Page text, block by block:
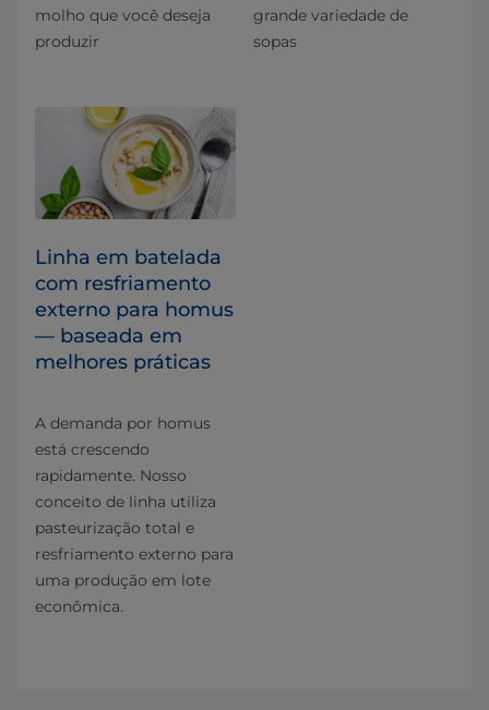
molho que você deseja
produzir
grande variedade de
sopas
Linha em batelada
com resfriamento
externo para homus
— baseada em
melhores práticas
A demanda por homus
está crescendo
rapidamente. Nosso
conceito de linha utiliza
pasteurização total e
resfriamento externo para
uma produção em lote
econômica.